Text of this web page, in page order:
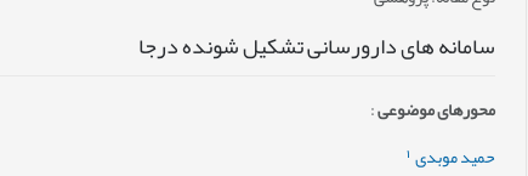
سامانه های دارورسانی تشکیل شونده درجا
محورهای موضوعی:
حمید موبدی 1